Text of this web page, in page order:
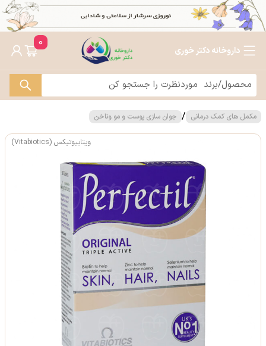
داروخانه دکتر خوری
0
مکمل های کمک درمانی / جوان سازی پوست و مو وناخن
ویتابیوتیکس (Vitabiotics)